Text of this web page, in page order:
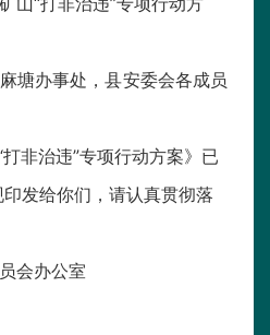
塘办事处，县安委会各成员
非治违”专项行动方案》已
发给你们，请认真贯彻落
会办公室